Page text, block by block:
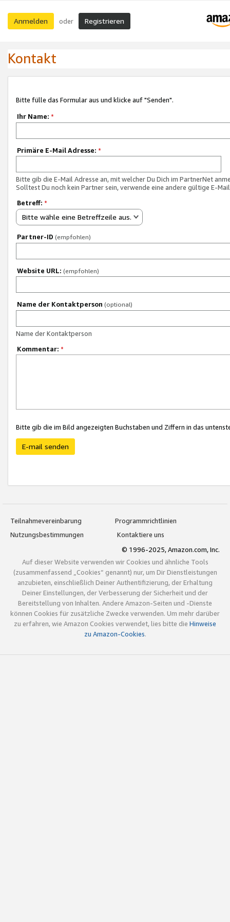
Anmelden oder Registrieren
Kontakt
Bitte fülle das Formular aus und klicke auf "Senden".
Ihr Name: *
Primäre E-Mail Adresse: *
Bitte gib die E-Mail Adresse an, mit welcher Du Dich im PartnerNet
Solltest Du noch kein Partner sein, verwende eine andere gültige E-
Betreff: *
Bitte wähle eine Betreffzeile aus.
Partner-ID (empfohlen)
Website URL: (empfohlen)
Name der Kontaktperson (optional)
Name der Kontaktperson
Kommentar: *
Bitte gib die im Bild angezeigten Buchstaben und Ziffern in das
E-mail senden
Teilnahmevereinbarung
Programmrichtlinien
Nutzungsbestimmungen
Kontaktiere uns
© 1996-2025, Amazon.com, Inc.
Auf dieser Website verwenden wir Cookies und ähnliche Tools
(zusammenfassend „Cookies“ genannt) nur, um Dir Dienstleistungen
anzubieten, einschließlich Deiner Authentifizierung, der Erhaltung
Deiner Einstellungen, der Verbesserung der Sicherheit und der
Bereitstellung von Inhalten. Andere Amazon-Seiten und -Dienste
können Cookies für zusätzliche Zwecke verwenden. Um mehr darüber
zu erfahren, wie Amazon Cookies verwendet, lies bitte die Hinweise
zu Amazon-Cookies.